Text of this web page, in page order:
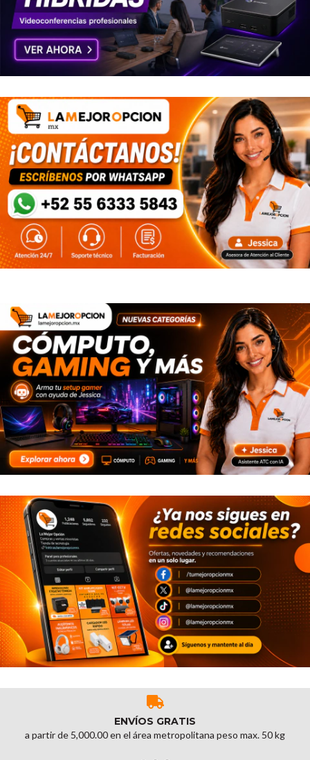
ENVÍOS GRATIS
a partir de 5,000.00 en el área metropolitana peso max. 50 kg